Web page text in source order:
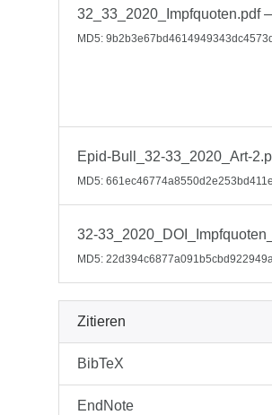
32_33_2020_Impfquoten.pdf
MD5:
Epid-Bull_32-33_2020_Art-
MD5:
32-
MD5:
Zitieren
BibTeX
EndNote